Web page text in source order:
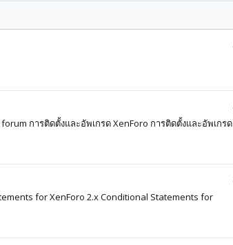
การติดตั้งและอัพเกรด XenForo การติดตั้งและอัพเกรด
for XenForo 2.x Conditional Statements for